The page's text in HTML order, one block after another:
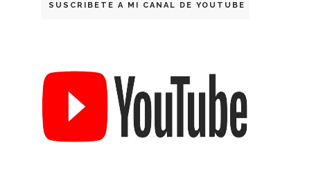
SUSCRIBETE A MI CANAL DE YOUTUBE